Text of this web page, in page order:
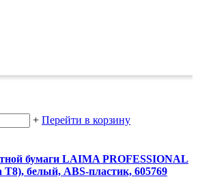
+ Перейти в корзину
бумаги LAIMA PROFESSIONAL
белый, ABS-пластик, 605769